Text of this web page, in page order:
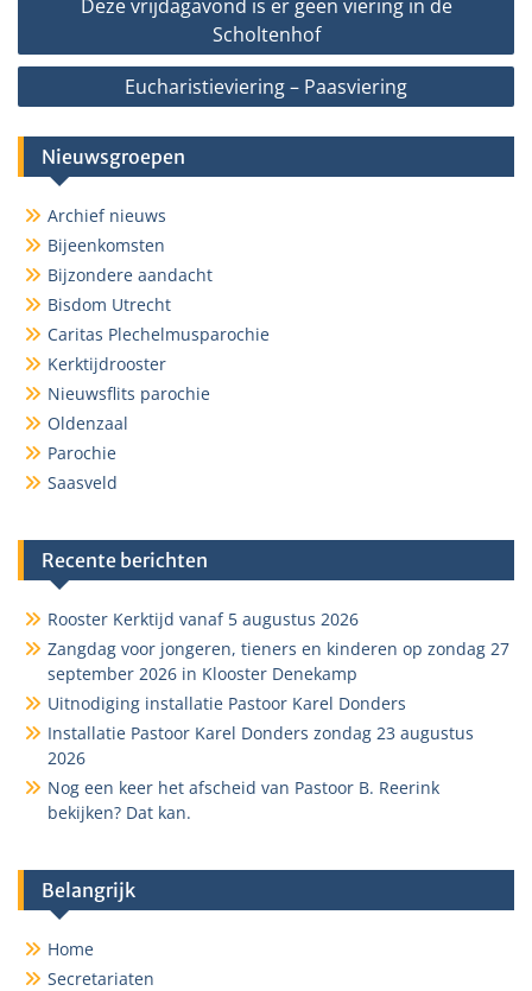
Deze vrijdagavond is er geen viering in de
Scholtenhof
Eucharistieviering – Paasviering
Nieuwsgroepen
Archief nieuws
Bijeenkomsten
Bijzondere aandacht
Bisdom Utrecht
Caritas Plechelmusparochie
Kerktijdrooster
Nieuwsflits parochie
Oldenzaal
Parochie
Saasveld
Recente berichten
Rooster Kerktijd vanaf 5 augustus 2026
Zangdag voor jongeren, tieners en kinderen op zondag 27
september 2026 in Klooster Denekamp
Uitnodiging installatie Pastoor Karel Donders
Installatie Pastoor Karel Donders zondag 23 augustus
2026
Nog een keer het afscheid van Pastoor B. Reerink
bekijken? Dat kan.
Belangrijk
Home
Secretariaten